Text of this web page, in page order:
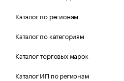
Каталог по регионам
Каталог по категориям
Каталог торговых марок
Каталог ИП по регионам